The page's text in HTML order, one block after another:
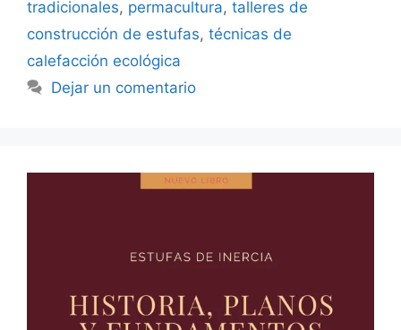
tradicionales, permacultura, talleres de
construcción de estufas, técnicas de
calefacción ecológica
Dejar un comentario